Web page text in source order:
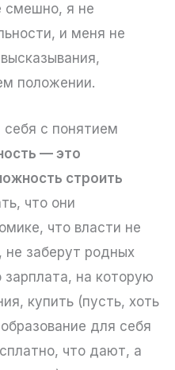
смешно, я не
и меня не
положении.
с понятием
— это
строить
что они
что власти не
не заберут родных
зарплата, на которую
купить (пусть, хоть
для себя
что дают, а